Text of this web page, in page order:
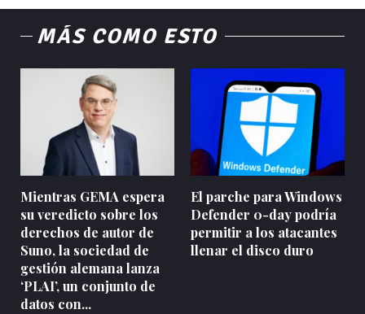
MÁS COMO ESTO
Mientras GEMA espera
su veredicto sobre los
derechos de autor de
Suno, la sociedad de
gestión alemana lanza
‘PLAI’, un conjunto de
datos con...
El parche para Windows
Defender 0-day podría
permitir a los atacantes
llenar el disco duro